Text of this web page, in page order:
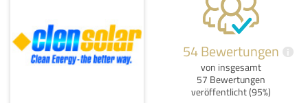
54 Bewertungen i
von insgesamt
57 Bewertungen
veröffentlicht (95%)